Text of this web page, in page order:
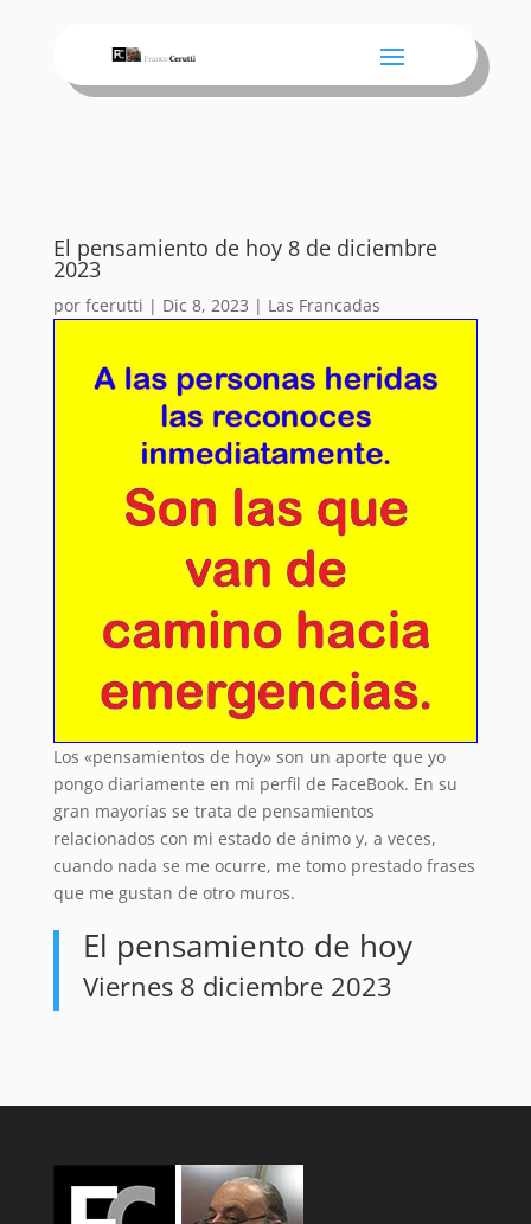
El pensamiento de hoy 8 de diciembre
2023
por fcerutti | Dic 8, 2023 | Las Francadas
Los «pensamientos de hoy» son un aporte que yo
pongo diariamente en mi perfil de FaceBook. En su
gran mayorías se trata de pensamientos
relacionados con mi estado de ánimo y, a veces,
cuando nada se me ocurre, me tomo prestado frases
que me gustan de otro muros.
El pensamiento de hoy
Viernes 8 diciembre 2023